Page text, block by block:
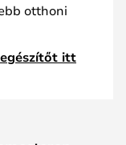
otthoni
itt